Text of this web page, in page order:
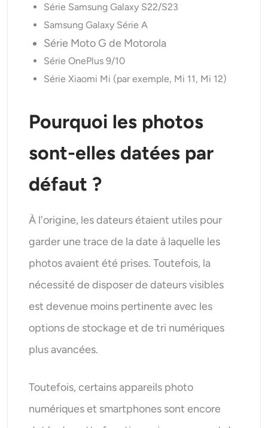
Série Samsung Galaxy S22/S23
Samsung Galaxy Série A
Série Moto G de Motorola
Série OnePlus 9/10
Série Xiaomi Mi (par exemple, Mi 11, Mi 12)
Pourquoi les photos
sont-elles datées par
défaut ?
À l'origine, les dateurs étaient utiles pour
garder une trace de la date à laquelle les
photos avaient été prises. Toutefois, la
nécessité de disposer de dateurs visibles
est devenue moins pertinente avec les
options de stockage et de tri numériques
plus avancées.
Toutefois, certains appareils photo
numériques et smartphones sont encore